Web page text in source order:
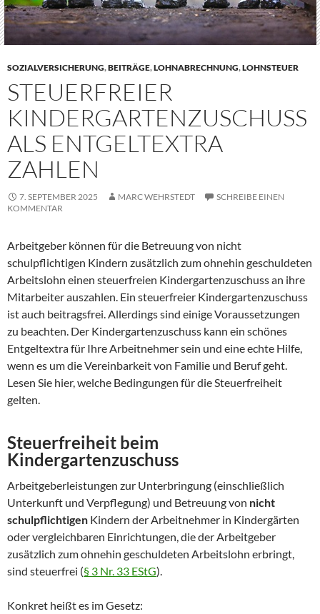
SOZIALVERSICHERUNG,BEITRÄGE,LOHNABRECHNUNG,LOHNSTEUER
STEUERFREIER
KINDERGARTENZUSCHUSS
ALS ENTGELTEXTRA
ZAHLEN
7. SEPTEMBER 2025 MARC WEHRSTEDT
SCHREIBE EINEN
KOMMENTAR
Arbeitgeber können für die Betreuung von nicht
schulpflichtigen Kindern zusätzlich zum ohnehin geschuldeten
Arbeitslohn einen steuerfreien Kindergartenzuschuss an ihre
Mitarbeiter auszahlen. Ein steuerfreier Kindergartenzuschuss
ist auch beitragsfrei. Allerdings sind einige Voraussetzungen
zu beachten. Der Kindergartenzuschuss kann ein schönes
Entgeltextra für Ihre Arbeitnehmer sein und eine echte Hilfe,
wenn es um die Vereinbarkeit von Familie und Beruf geht.
Lesen Sie hier, welche Bedingungen für die Steuerfreiheit
gelten.
Steuerfreiheit beim
Kindergartenzuschuss
Arbeitgeberleistungen zur Unterbringung (einschließlich
Unterkunft und Verpflegung) und Betreuung von nicht
schulpflichtigen Kindern der Arbeitnehmer in Kindergärten
oder vergleichbaren Einrichtungen, die der Arbeitgeber
zusätzlich zum ohnehin geschuldeten Arbeitslohn erbringt,
sind steuerfrei (§ 3 Nr. 33 EStG).
Konkret heißt es im Gesetz: